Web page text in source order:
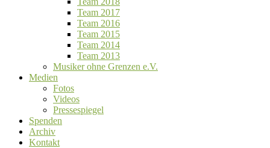
Team 2017
Team 2016
Team 2015
Team 2014
Team 2013
Musiker ohne Grenzen e.V.
Medien
Fotos
Videos
Pressespiegel
Spenden
Archiv
Kontakt